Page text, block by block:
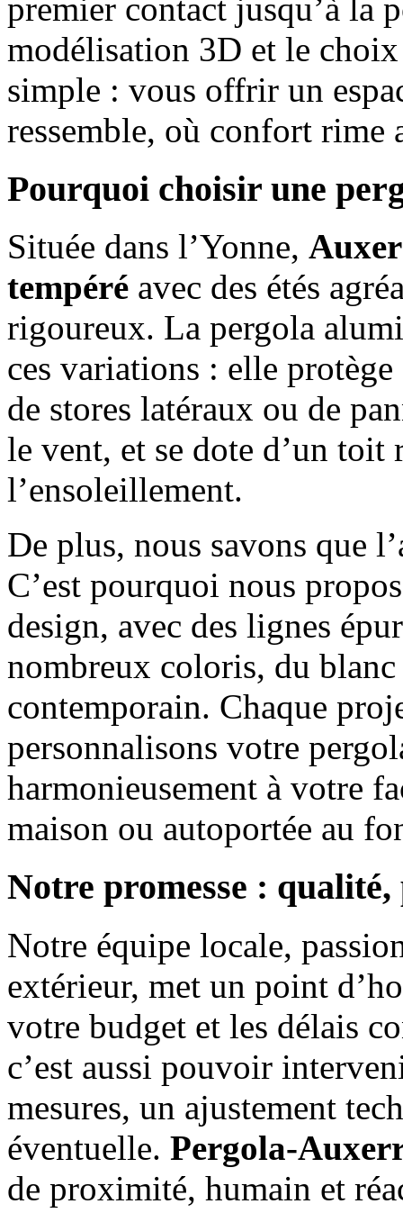
premier contact jusqu’à la
modélisation 3D et le
simple : vous offrir un
ressemble, où confort rime
Pourquoi choisir une
Située dans l’Yonne,
tempéré avec des étés
rigoureux. La pergola
ces variations : elle
de stores latéraux ou de
le vent, et se dote d’un
l’ensoleillement.
De plus, nous savons que
C’est pourquoi nous
design, avec des lignes
nombreux coloris, du
contemporain. Chaque
personnalisons votre
harmonieusement à votre
maison ou autoportée au
Notre promesse :
Notre équipe locale,
extérieur, met un point
votre budget et les délais
c’est aussi pouvoir
mesures, un ajustement
éventuelle. Pergola-
de proximité, humain et